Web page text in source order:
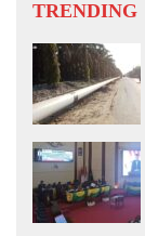
TRENDING